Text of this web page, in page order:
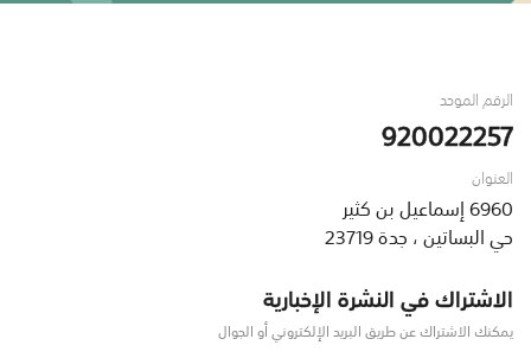
الرقم الموحد
920022257
العنوان
6960 إسماعيل بن كثير
حي البساتين ، جدة 23719
الاشتراك في النشرة الإخبارية
يمكنك الاشتراك عن طريق البريد الإلكتروني أو الجوال